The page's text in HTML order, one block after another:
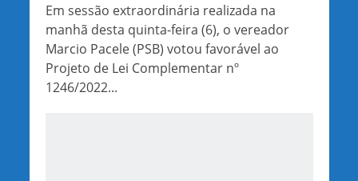
Em sessão extraordinária realizada na
manhã desta quinta-feira (6), o vereador
Marcio Pacele (PSB) votou favorável ao
Projeto de Lei Complementar nº
1246/2022...